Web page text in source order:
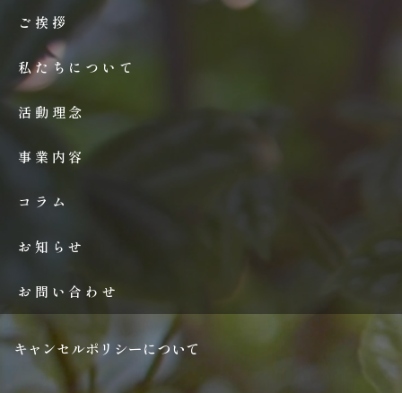
ご挨拶
私たちについて
活動理念
事業内容
コラム
お知らせ
お問い合わせ
キャンセルポリシーについて